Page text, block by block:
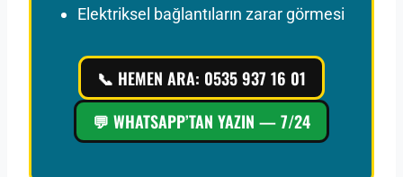
Elektriksel bağlantıların zarar görmesi
📞 HEMEN ARA: 0535 937 16 01
💬 WHATSAPP’TAN YAZIN — 7/24